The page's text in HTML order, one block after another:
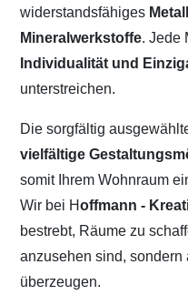
widerstandsfähiges
Mineralwerkstoffe. Jede
Individualität und
unterstreichen.
Die sorgfältig
vielfältige
somit Ihrem Wohnraum
Wir bei Hoffmann -
bestrebt, Räume zu
anzusehen sind,
überzeugen.